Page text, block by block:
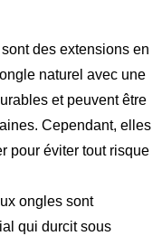
des extensions en
naturel avec une
et peuvent être
Cependant, elles
pour éviter tout risque
ongles sont
qui durcit sous